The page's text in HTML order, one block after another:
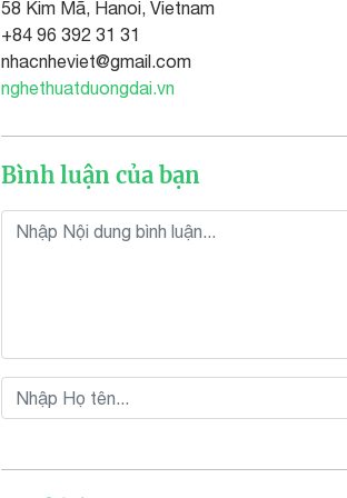
58 Kim Mã, Hanoi, Vietnam
+84 96 392 31 31
nhacnheviet@gmail.com
nghethuatduongdai.vn
Bình luận của bạn